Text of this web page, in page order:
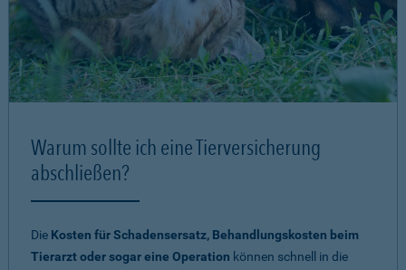
Warum sollte ich eine Tierversicherung
abschließen?
Die Kosten für Schadensersatz, Behandlungskosten beim
Tierarzt oder sogar eine Operation können schnell in die